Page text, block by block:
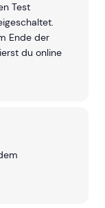
Test
Ende der
du online